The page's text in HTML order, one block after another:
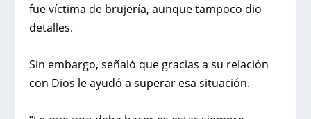
fue víctima de brujería, aunque tampoco dio
detalles.
Sin embargo, señaló que gracias a su relación
con Dios le ayudó a superar esa situación.